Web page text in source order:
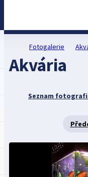
Fotogalerie
Akvária
Seznam